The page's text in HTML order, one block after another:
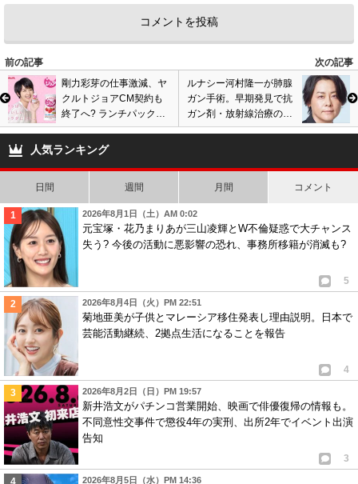
前の記事
次の記事
剛力彩芽の仕事激減、ヤ
クルトジョアCM契約も
終了へ? ランチパック、
オスカルはなきんリサー
チ降板し…
ルナシー河村隆一が肺腺
ガン手術。早期発見で抗
ガン剤・放射線治療の必
要無しにファン安堵。
人気ランキング
日間 週間 月間 コメント
2026年8月1日（土）AM 0:02
元宝塚・花乃まりあが三山凌輝とW不倫疑惑で大チャンス
失う? 今後の活動に悪影響の恐れ、事務所移籍が消滅も?
5
2026年8月4日（火）PM 22:51
菊地亜美が子供とマレーシア移住発表し理由説明。日本で
芸能活動継続、2拠点生活になることを報告
4
2026年8月2日（日）PM 19:57
新井浩文がパチンコ営業開始、映画で俳優復帰の情報も。
不同意性交事件で懲役4年の実刑、出所2年でイベント出演
告知
3
2026年8月5日（水）PM 14:36